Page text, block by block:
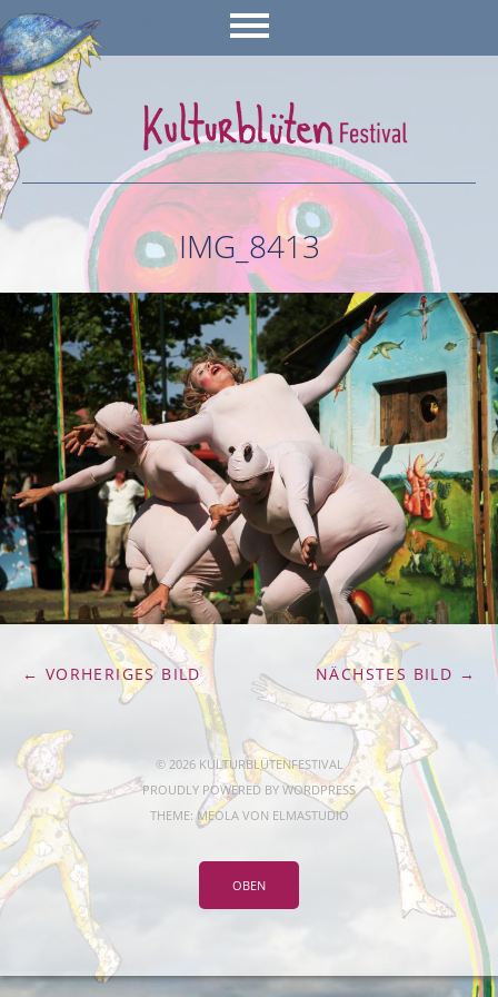
IMG_8413
← VORHERIGES BILD NÄCHSTES BILD →
© 2026 KULTURBLÜTENFESTIVAL
PROUDLY POWERED BY WORDPRESS
THEME: MEOLA VON ELMASTUDIO
OBEN